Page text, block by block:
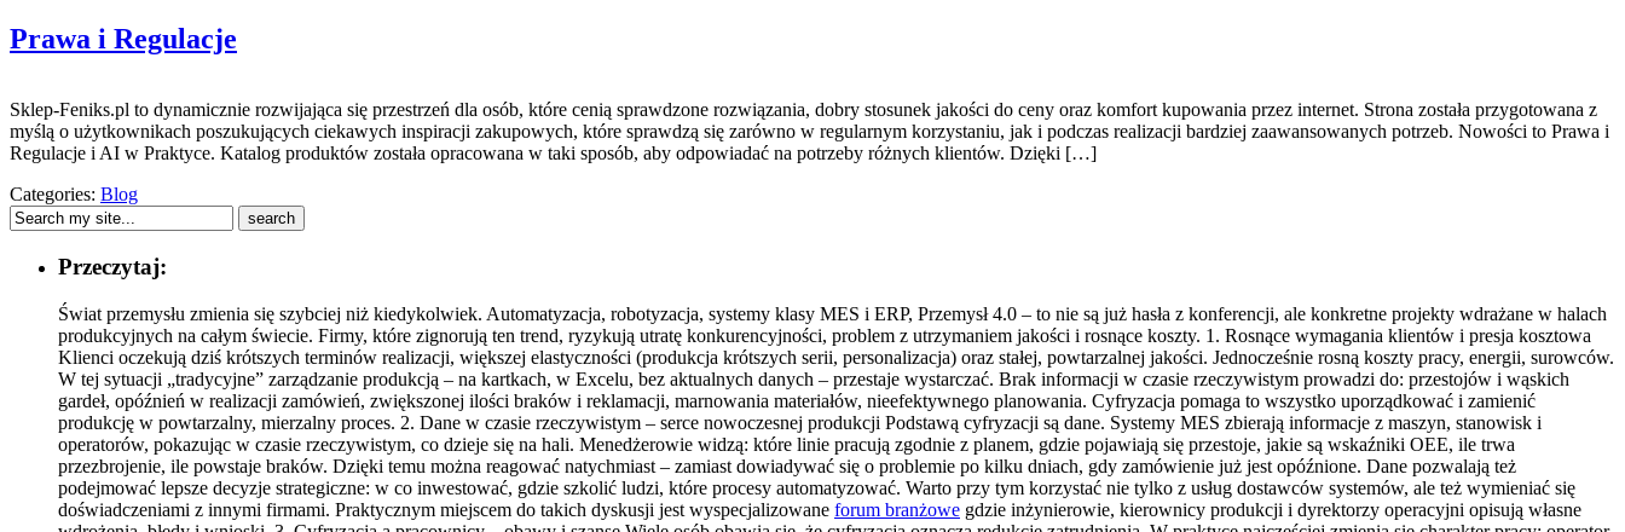
Prawa i Regulacje
Sklep-Feniks.pl to dynamicznie rozwijająca się przestrzeń dla osób, które cenią sprawdzone rozwiązania, dobry stosunek jakości do ceny oraz komfort kupowania przez internet. Strona została przygotowana z
myślą o użytkownikach poszukujących ciekawych inspiracji zakupowych, które sprawdzą się zarówno w regularnym korzystaniu, jak i podczas realizacji bardziej zaawansowanych potrzeb. Nowości to Prawa i
Regulacje i AI w Praktyce. Katalog produktów została opracowana w taki sposób, aby odpowiadać na potrzeby różnych klientów. Dzięki […]
Categories: Blog
Przeczytaj:
Świat przemysłu zmienia się szybciej niż kiedykolwiek. Automatyzacja, robotyzacja, systemy klasy MES i ERP, Przemysł 4.0 – to nie są już hasła z konferencji, ale konkretne projekty wdrażane w halach
produkcyjnych na całym świecie. Firmy, które zignorują ten trend, ryzykują utratę konkurencyjności, problem z utrzymaniem jakości i rosnące koszty. 1. Rosnące wymagania klientów i presja kosztowa
Klienci oczekują dziś krótszych terminów realizacji, większej elastyczności (produkcja krótszych serii, personalizacja) oraz stałej, powtarzalnej jakości. Jednocześnie rosną koszty pracy, energii, surowców.
W tej sytuacji „tradycyjne” zarządzanie produkcją – na kartkach, w Excelu, bez aktualnych danych – przestaje wystarczać. Brak informacji w czasie rzeczywistym prowadzi do: przestojów i wąskich
gardeł, opóźnień w realizacji zamówień, zwiększonej ilości braków i reklamacji, marnowania materiałów, nieefektywnego planowania. Cyfryzacja pomaga to wszystko uporządkować i zamienić
produkcję w powtarzalny, mierzalny proces. 2. Dane w czasie rzeczywistym – serce nowoczesnej produkcji Podstawą cyfryzacji są dane. Systemy MES zbierają informacje z maszyn, stanowisk i
operatorów, pokazując w czasie rzeczywistym, co dzieje się na hali. Menedżerowie widzą: które linie pracują zgodnie z planem, gdzie pojawiają się przestoje, jakie są wskaźniki OEE, ile trwa
przezbrojenie, ile powstaje braków. Dzięki temu można reagować natychmiast – zamiast dowiadywać się o problemie po kilku dniach, gdy zamówienie już jest opóźnione. Dane pozwalają też
podejmować lepsze decyzje strategiczne: w co inwestować, gdzie szkolić ludzi, które procesy automatyzować. Warto przy tym korzystać nie tylko z usług dostawców systemów, ale też wymieniać się
doświadczeniami z innymi firmami. Praktycznym miejscem do takich dyskusji jest wyspecjalizowane forum branżowe gdzie inżynierowie, kierownicy produkcji i dyrektorzy operacyjni opisują własne